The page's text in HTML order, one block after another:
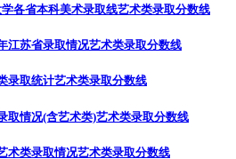
各省本科美术录取线艺术类录取分数线
江苏省录取情况艺术类录取分数线
录取统计艺术类录取分数线
取情况(含艺术类)艺术类录取分数线
术类录取情况艺术类录取分数线